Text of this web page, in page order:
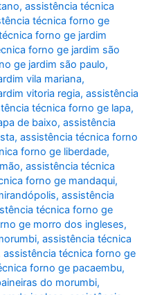
,assistência técnica
técnica forno ge
forno ge jardim
forno ge jardim são
ge jardim são paulo,
vila mariana,
vitoria regia,assistência
técnica forno ge lapa,
de baixo,assistência
,assistência técnica forno
forno ge liberdade,
,assistência técnica
forno ge mandaqui,
,assistência
técnica forno ge
ge morro dos ingleses,
,assistência técnica
assistência técnica forno ge
forno ge pacaembu,
do morumbi,